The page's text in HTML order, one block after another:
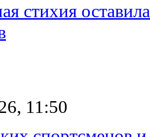
стихия
11:50